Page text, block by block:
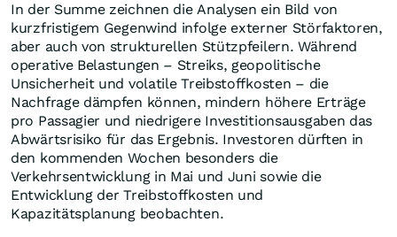
In der Summe zeichnen die Analysen ein Bild von
kurzfristigem Gegenwind infolge externer Störfaktoren,
aber auch von strukturellen Stützpfeilern. Während
operative Belastungen – Streiks, geopolitische
Unsicherheit und volatile Treibstoffkosten – die
Nachfrage dämpfen können, mindern höhere Erträge
pro Passagier und niedrigere Investitionsausgaben das
Abwärtsrisiko für das Ergebnis. Investoren dürften in
den kommenden Wochen besonders die
Verkehrsentwicklung in Mai und Juni sowie die
Entwicklung der Treibstoffkosten und
Kapazitätsplanung beobachten.